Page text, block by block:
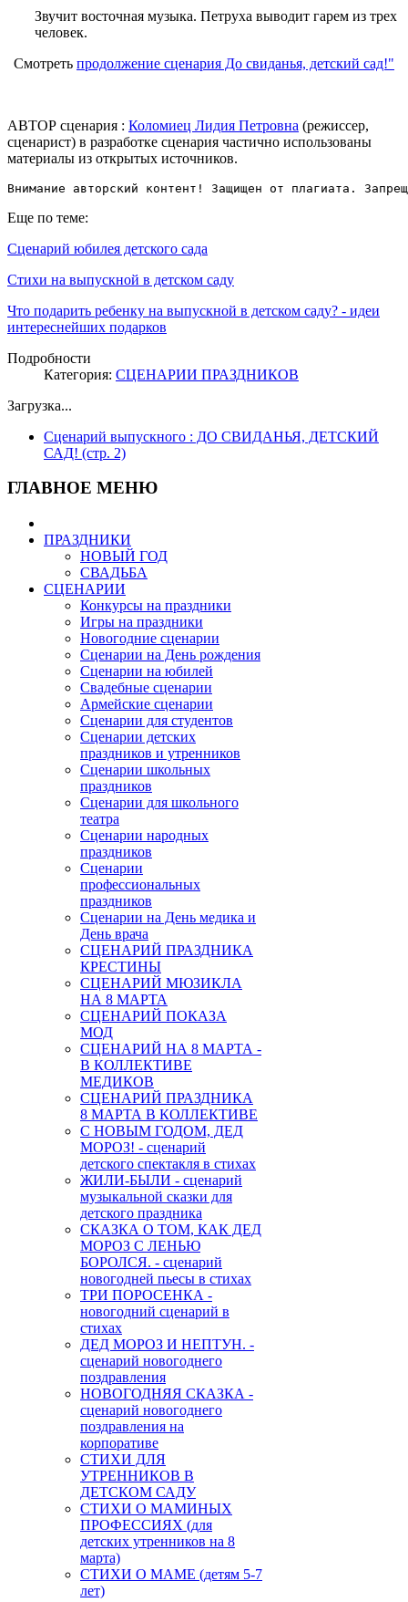
Звучит восточная музыка. Петруха выводит гарем из трех
человек.
Смотреть продолжение сценария До свиданья, детский сад!"
АВТОР сценария : Коломиец Лидия Петровна (режиссер,
сценарист) в разработке сценария частично использованы
материалы из открытых источников.
Внимание авторский контент! Защищен от плагиата.
Еще по теме:
Сценарий юбилея детского сада
Стихи на выпускной в детском саду
Что подарить ребенку на выпускной в детском саду? - идеи
интереснейших подарков
Подробности
Категория: СЦЕНАРИИ ПРАЗДНИКОВ
Загрузка...
Сценарий выпускного : ДО СВИДАНЬЯ, ДЕТСКИЙ
САД! (стр. 2)
ГЛАВНОЕ МЕНЮ
ПРАЗДНИКИ
НОВЫЙ ГОД
СВАДЬБА
СЦЕНАРИИ
Конкурсы на праздники
Игры на праздники
Новогодние сценарии
Сценарии на День рождения
Сценарии на юбилей
Свадебные сценарии
Армейские сценарии
Сценарии для студентов
Сценарии детских
праздников и утренников
Сценарии школьных
праздников
Сценарии для школьного
театра
Сценарии народных
праздников
Сценарии
профессиональных
праздников
Сценарии на День медика и
День врача
СЦЕНАРИЙ ПРАЗДНИКА
КРЕСТИНЫ
СЦЕНАРИЙ МЮЗИКЛА
НА 8 МАРТА
СЦЕНАРИЙ ПОКАЗА
МОД
СЦЕНАРИЙ НА 8 МАРТА -
В КОЛЛЕКТИВЕ
МЕДИКОВ
СЦЕНАРИЙ ПРАЗДНИКА
8 МАРТА В КОЛЛЕКТИВЕ
С НОВЫМ ГОДОМ, ДЕД
МОРОЗ! - сценарий
детского спектакля в стихах
ЖИЛИ-БЫЛИ - сценарий
музыкальной сказки для
детского праздника
СКАЗКА О ТОМ, КАК ДЕД
МОРОЗ С ЛЕНЬЮ
БОРОЛСЯ. - сценарий
новогодней пьесы в стихах
ТРИ ПОРОСЕНКА -
новогодний сценарий в
стихах
ДЕД МОРОЗ И НЕПТУН. -
сценарий новогоднего
поздравления
НОВОГОДНЯЯ СКАЗКА -
сценарий новогоднего
поздравления на
корпоративе
СТИХИ ДЛЯ
УТРЕННИКОВ В
ДЕТСКОМ САДУ
СТИХИ О МАМИНЫХ
ПРОФЕССИЯХ (для
детских утренников на 8
марта)
СТИХИ О МАМЕ (детям 5-7
лет)